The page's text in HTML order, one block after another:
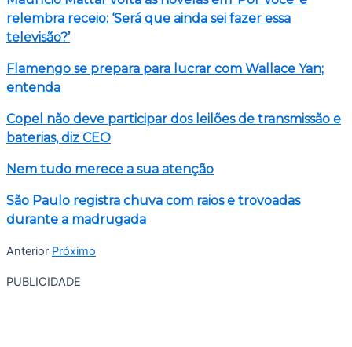
relembra receio: ‘Será que ainda sei fazer essa
televisão?’
Flamengo se prepara para lucrar com Wallace Yan;
entenda
Copel não deve participar dos leilões de transmissão e
baterias, diz CEO
Nem tudo merece a sua atenção
São Paulo registra chuva com raios e trovoadas
durante a madrugada
Anterior Próximo
PUBLICIDADE